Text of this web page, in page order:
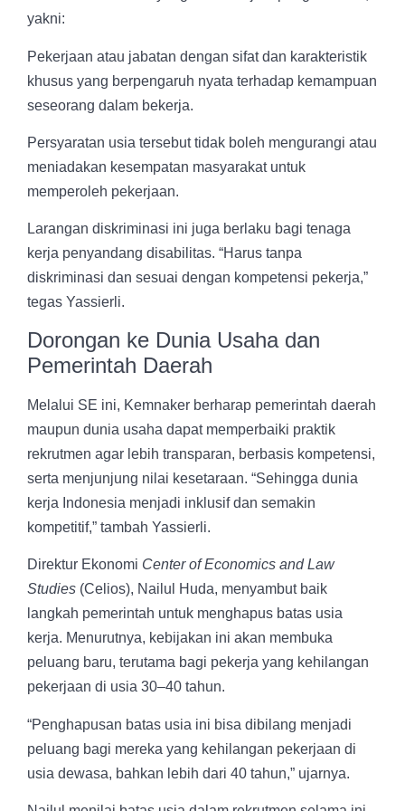
yakni:
Pekerjaan atau jabatan dengan sifat dan karakteristik
khusus yang berpengaruh nyata terhadap kemampuan
seseorang dalam bekerja.
Persyaratan usia tersebut tidak boleh mengurangi atau
meniadakan kesempatan masyarakat untuk
memperoleh pekerjaan.
Larangan diskriminasi ini juga berlaku bagi tenaga
kerja penyandang disabilitas. “Harus tanpa
diskriminasi dan sesuai dengan kompetensi pekerja,”
tegas Yassierli.
Dorongan ke Dunia Usaha dan
Pemerintah Daerah
Melalui SE ini, Kemnaker berharap pemerintah daerah
maupun dunia usaha dapat memperbaiki praktik
rekrutmen agar lebih transparan, berbasis kompetensi,
serta menjunjung nilai kesetaraan. “Sehingga dunia
kerja Indonesia menjadi inklusif dan semakin
kompetitif,” tambah Yassierli.
Direktur Ekonomi Center of Economics and Law
Studies (Celios), Nailul Huda, menyambut baik
langkah pemerintah untuk menghapus batas usia
kerja. Menurutnya, kebijakan ini akan membuka
peluang baru, terutama bagi pekerja yang kehilangan
pekerjaan di usia 30–40 tahun.
“Penghapusan batas usia ini bisa dibilang menjadi
peluang bagi mereka yang kehilangan pekerjaan di
usia dewasa, bahkan lebih dari 40 tahun,” ujarnya.